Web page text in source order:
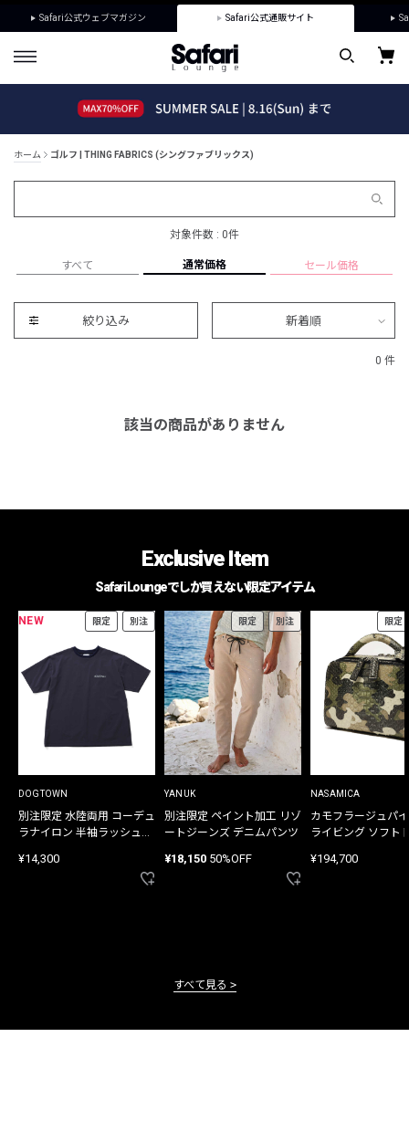
Safari公式ウェブマガジン Safari公式通販サイト
ホーム ゴルフ | THING FABRICS (シングファブリックス)
対象件数 : 0件
すべて 通常価格 セール価格
絞り込み 新着順
0 件
該当の商品がありません
Exclusive Item
Safari Loungeでしか買えない限定アイテム
NEW 限定 別注
DOGTOWN
別注限定 水陸両用 コーデュ
ラナイロン 半袖ラッシュガ
¥14,300
限定 別注
YANUK
別注限定 ペイント加工 リゾ
ートジーンズ デニムパンツ
¥18,150 50%OFF
限定
NASAMICA
カモフラージュパ
ライビング ソフト
¥194,700
すべて見る